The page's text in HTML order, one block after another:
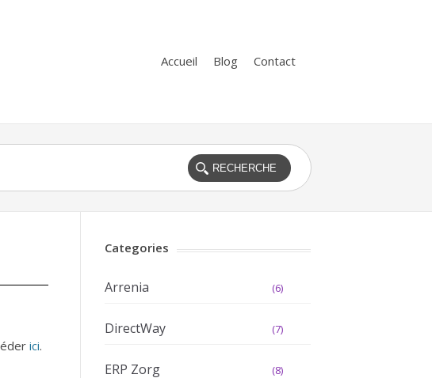
Accueil Blog Contact
ici.
Categories
Arrenia (6)
DirectWay (7)
ERP Zorg (8)